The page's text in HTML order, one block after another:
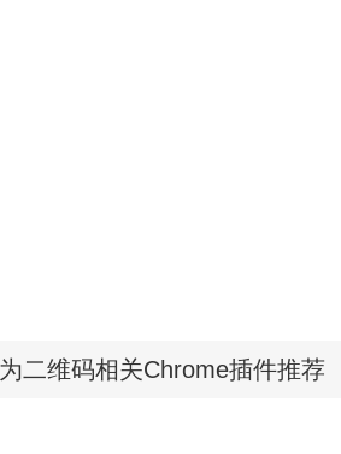
二维码相关Chrome插件推荐